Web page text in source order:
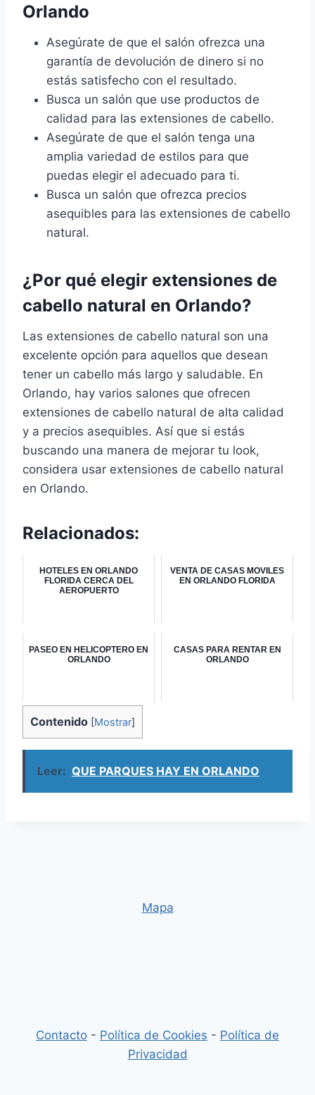
Orlando
Asegúrate de que el salón ofrezca una
garantía de devolución de dinero si no
estás satisfecho con el resultado.
Busca un salón que use productos de
calidad para las extensiones de cabello.
Asegúrate de que el salón tenga una
amplia variedad de estilos para que
puedas elegir el adecuado para ti.
Busca un salón que ofrezca precios
asequibles para las extensiones de cabello
natural.
¿Por qué elegir extensiones de
cabello natural en Orlando?
Las extensiones de cabello natural son una
excelente opción para aquellos que desean
tener un cabello más largo y saludable. En
Orlando, hay varios salones que ofrecen
extensiones de cabello natural de alta calidad
y a precios asequibles. Así que si estás
buscando una manera de mejorar tu look,
considera usar extensiones de cabello natural
en Orlando.
Relacionados:
HOTELES EN ORLANDO
FLORIDA CERCA DEL
AEROPUERTO
VENTA DE CASAS MOVILES
EN ORLANDO FLORIDA
PASEO EN HELICOPTERO EN
ORLANDO
CASAS PARA RENTAR EN
ORLANDO
Contenido [Mostrar]
Leer: QUE PARQUES HAY EN ORLANDO
Mapa
Contacto - Política de Cookies - Política de
Privacidad